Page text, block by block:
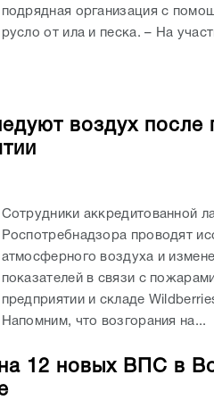
подрядная организация с
русло от ила и песка. – На
воздух
Сотрудники аккредитованной
Роспотребнадзора проводят
атмосферного воздуха и
показателей в связи с
предприятии и складе
Напомним, что возгорания на...
12 новых ВПС в